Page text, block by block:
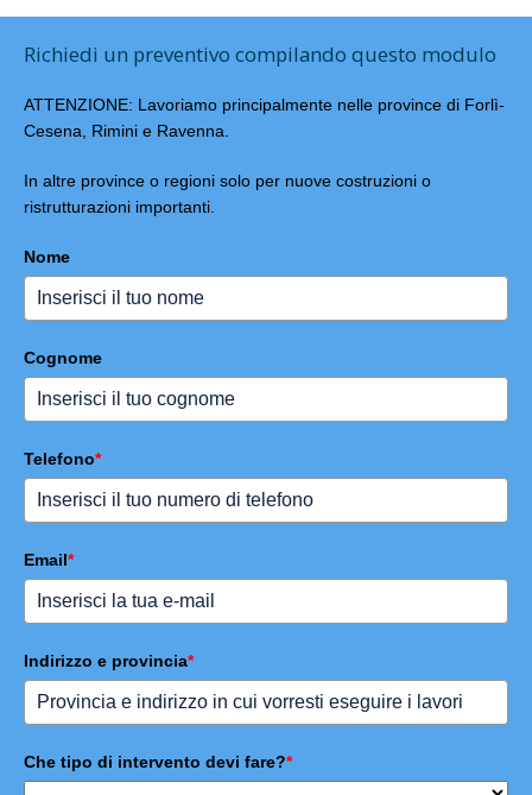
Richiedi un preventivo compilando questo modulo
ATTENZIONE: Lavoriamo principalmente nelle province di Forlì-
Cesena, Rimini e Ravenna.
In altre province o regioni solo per nuove costruzioni o
ristrutturazioni importanti.
Nome
Cognome
Telefono*
Email*
Indirizzo e provincia*
Che tipo di intervento devi fare?*